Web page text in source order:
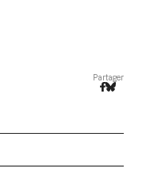
Partager